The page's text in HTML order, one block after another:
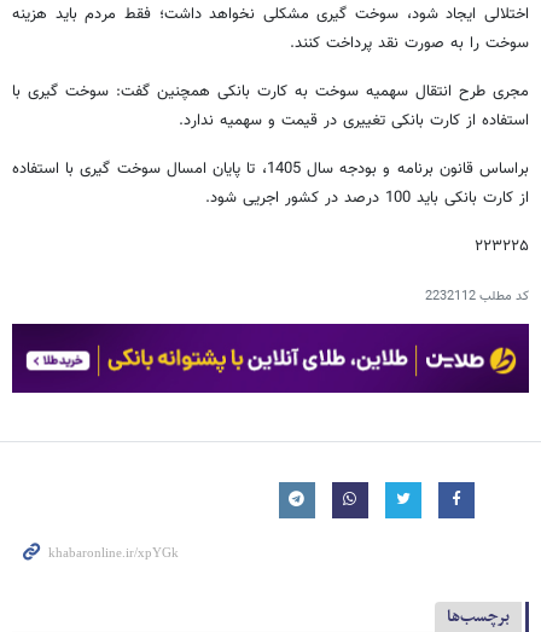
اختلالی ایجاد شود، سوخت گیری مشکلی نخواهد داشت؛ فقط مردم باید هزینه
سوخت را به صورت نقد پرداخت کنند.
مجری طرح انتقال سهمیه سوخت به کارت بانکی همچنین گفت: سوخت گیری با
استفاده از کارت بانکی تغییری در قیمت و سهمیه ندارد.
براساس قانون برنامه و بودجه سال 1405، تا پایان امسال سوخت گیری با استفاده
از کارت بانکی باید 100 درصد در کشور اجریی شود.
۲۲۳۲۲۵
کد مطلب2232112
برچسب‌ها